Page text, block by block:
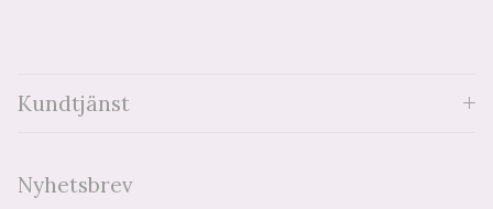
Kundtjänst
Nyhetsbrev